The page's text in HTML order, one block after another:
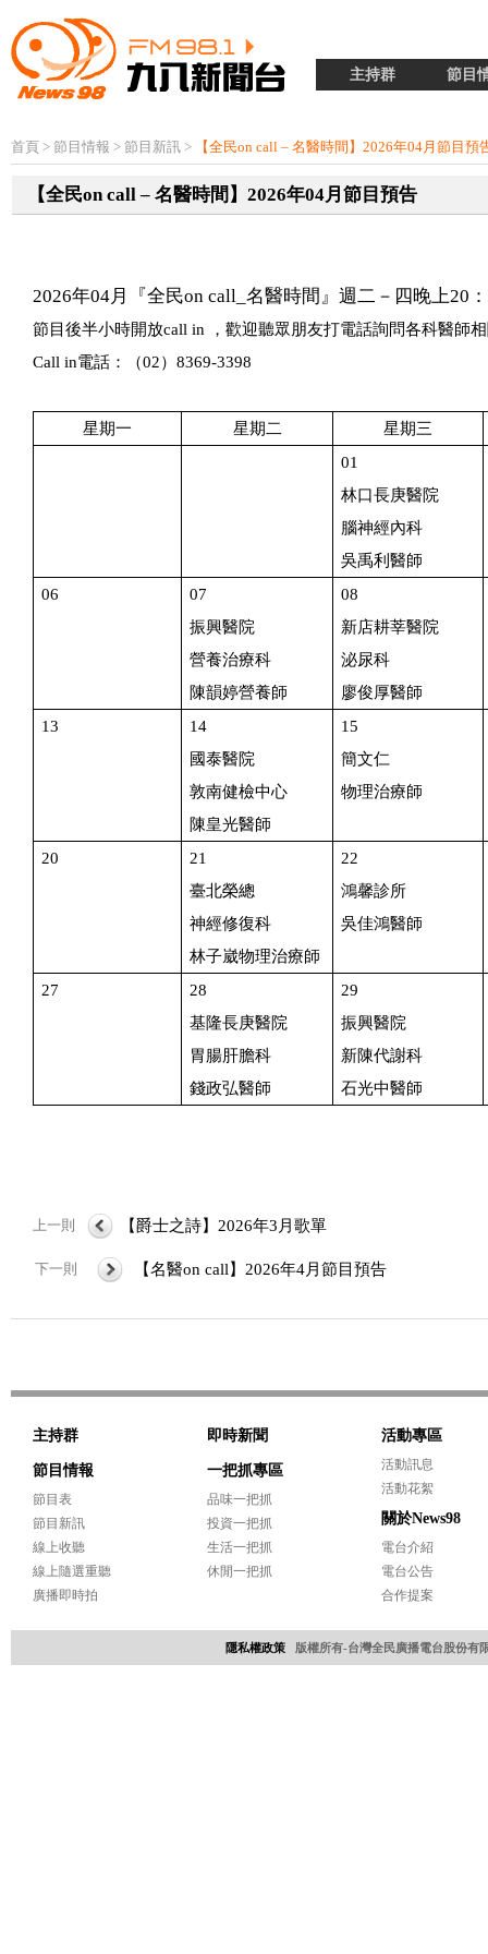
主持群 節目
首頁 > 節目情報 > 節目新訊 > 【全民on call – 名醫時間】2026年04月節目預
【全民on call – 名醫時間】2026年04月節目預告
2026年04月『全民on call_ 名醫時間』週二－四晚上20 ：
節目後半小時開放call in ，歡迎聽眾朋友打電話詢問各科醫師
Call in電話：（02） 8369-3398
星期一 星期二
星期三
01
林口長庚醫院
腦神經內科
吳禹利醫師
06
07
振興醫院
營養治療科
陳韻婷營養師
08
新店耕莘醫院
泌尿科
廖俊厚醫師
13
14
國泰醫院
敦南健檢中心
陳皇光醫師
15
簡文仁
物理治療師
20
21
臺北榮總
神經修復科
林子崴物理治療師
22
鴻馨診所
吳佳鴻醫師
27
28
基隆長庚醫院
胃腸肝膽科
錢政弘醫師
29
振興醫院
新陳代謝科
石光中醫師
上一則 【爵士之詩】2026年3月歌單
下一則 【名醫on call】2026年4月節目預告
主持群
節目情報
節目表
節目新訊
線上收聽
線上隨選重聽
廣播即時拍
即時新聞
一把抓專區
品味一把抓
投資一把抓
生活一把抓
休閒一把抓
活動專區
活動訊息
活動花絮
關於News98
電台介紹
電台公告
合作提案
隱私權政策 版權所有-台灣全民廣播電台股份有